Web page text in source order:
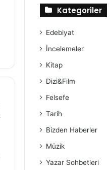
Kategoriler
Edebiyat
İncelemeler
Kitap
Dizi&Film
Felsefe
Tarih
Bizden Haberler
Müzik
Yazar Sohbetleri